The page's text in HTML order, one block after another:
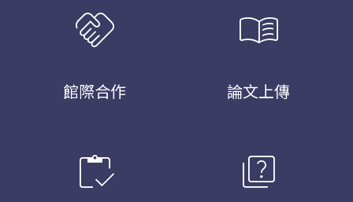
handshake
館際合作
menu_book
論文上傳
inventory quiz